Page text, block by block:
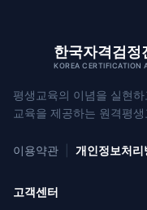
한국자격검정
KOREA CERTIFICATION
평생교육의 이념을 실현
교육을 제공하는 원격평
이용약관 개인정보처리
고객센터